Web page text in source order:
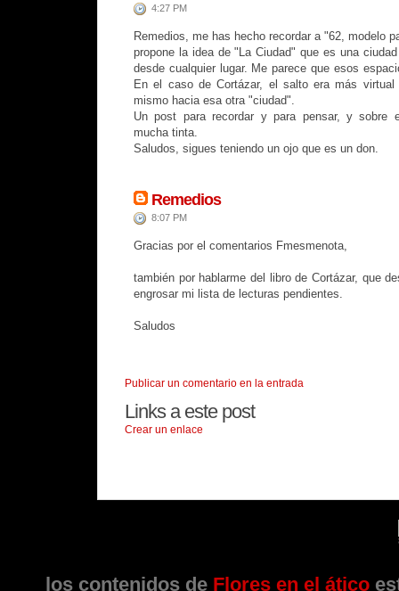
4:27 PM
Remedios, me has hecho recordar a "62, modelo
propone la idea de "La Ciudad" que es una
desde cualquier lugar. Me parece que esos
En el caso de Cortázar, el salto era más
mismo hacia esa otra "ciudad".
Un post para recordar y para pensar, y sobre
mucha tinta.
Saludos, sigues teniendo un ojo que es un don.
Remedios
8:07 PM
Gracias por el comentarios Fmesmenota,
también por hablarme del libro de Cortázar, que
engrosar mi lista de lecturas pendientes.
Saludos
Publicar un comentario en la entrada
Links a este post
Crear un enlace
los contenidos de Flores en el ático